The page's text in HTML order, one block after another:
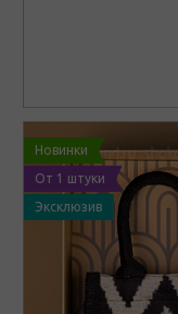
Новинки
От 1 штуки
Эксклюзив